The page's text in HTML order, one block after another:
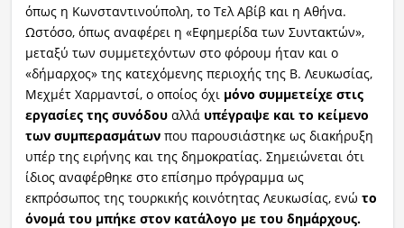
όπως η Κωνσταντινούπολη, το Τελ Αβίβ και η Αθήνα.
Ωστόσο, όπως αναφέρει η «Εφημερίδα των Συντακτών»,
μεταξύ των συμμετεχόντων στο φόρουμ ήταν και ο
«δήμαρχος» της κατεχόμενης περιοχής της Β. Λευκωσίας,
Μεχμέτ Χαρμαντσί, ο οποίος όχι μόνο συμμετείχε στις
εργασίες της συνόδου αλλά υπέγραψε και το κείμενο
των συμπερασμάτων που παρουσιάστηκε ως διακήρυξη
υπέρ της ειρήνης και της δημοκρατίας. Σημειώνεται ότι
ίδιος αναφέρθηκε στο επίσημο πρόγραμμα ως
εκπρόσωπος της τουρκικής κοινότητας Λευκωσίας, ενώ το
όνομά του μπήκε στον κατάλογο με του δημάρχους.